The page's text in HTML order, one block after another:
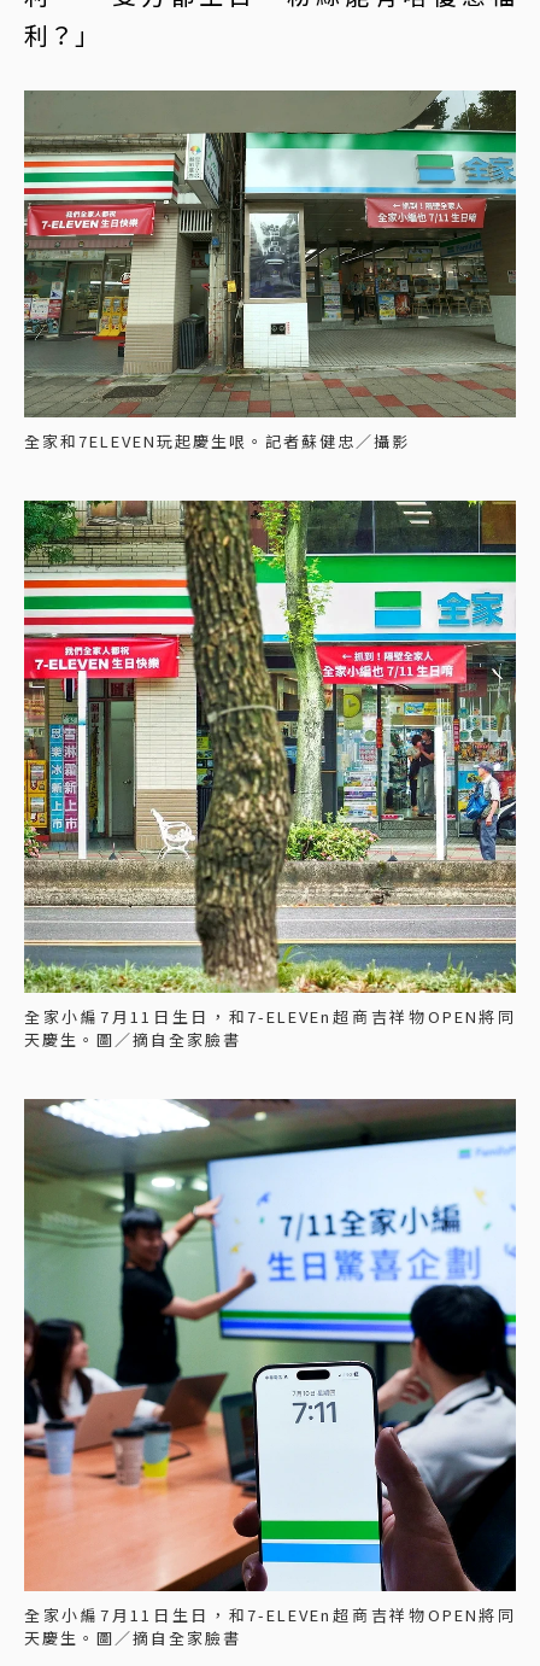
利？」
全家和7ELEVEN玩起慶生哏。記者蘇健忠／攝影
全家小編7月11日生日，和7-ELEVEn超商吉祥物OPEN將同
天慶生。圖／摘自全家臉書
全家小編7月11日生日，和7-ELEVEn超商吉祥物OPEN將同
天慶生。圖／摘自全家臉書